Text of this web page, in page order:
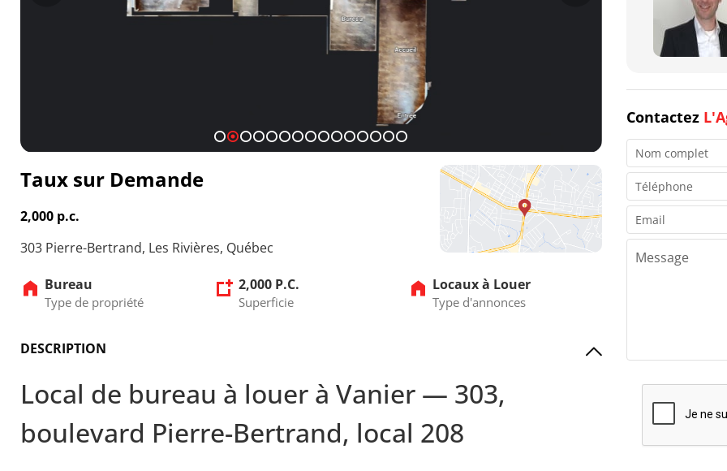
1 2 3 4 5 6 7 8 9101112131415
Taux sur Demande
2,000 p.c.
303 Pierre-Bertrand, Les Rivières, Québec
Bureau
Type de propriété
2,000 P.C.
Superficie
Locaux à Louer
Type d'annonces
DESCRIPTION
Local de bureau à louer à Vanier — 303,
boulevard Pierre-Bertrand, local 208
Contactez